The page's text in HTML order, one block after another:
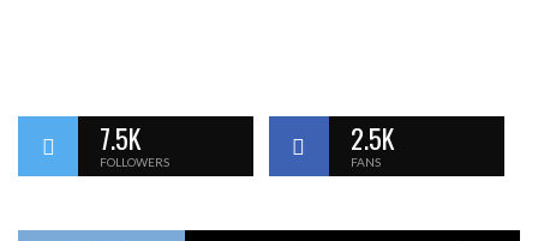
7.5K
FOLLOWERS
2.5K
FANS